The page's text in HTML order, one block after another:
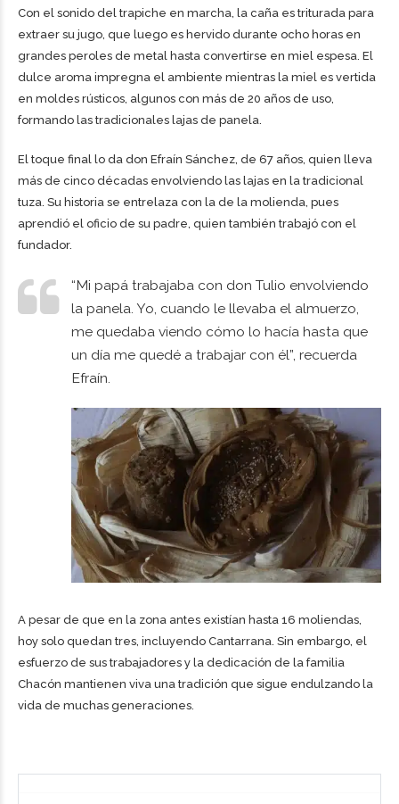
Con el sonido del trapiche en marcha, la caña es triturada para
extraer su jugo, que luego es hervido durante ocho horas en
grandes peroles de metal hasta convertirse en miel espesa. El
dulce aroma impregna el ambiente mientras la miel es vertida
en moldes rústicos, algunos con más de 20 años de uso,
formando las tradicionales lajas de panela.
El toque final lo da don Efraín Sánchez, de 67 años, quien lleva
más de cinco décadas envolviendo las lajas en la tradicional
tuza. Su historia se entrelaza con la de la molienda, pues
aprendió el oficio de su padre, quien también trabajó con el
fundador.
“Mi papá trabajaba con don Tulio envolviendo
la panela. Yo, cuando le llevaba el almuerzo,
me quedaba viendo cómo lo hacía hasta que
un día me quedé a trabajar con él”, recuerda
Efraín.
A pesar de que en la zona antes existían hasta 16 moliendas,
hoy solo quedan tres, incluyendo Cantarrana. Sin embargo, el
esfuerzo de sus trabajadores y la dedicación de la familia
Chacón mantienen viva una tradición que sigue endulzando la
vida de muchas generaciones.